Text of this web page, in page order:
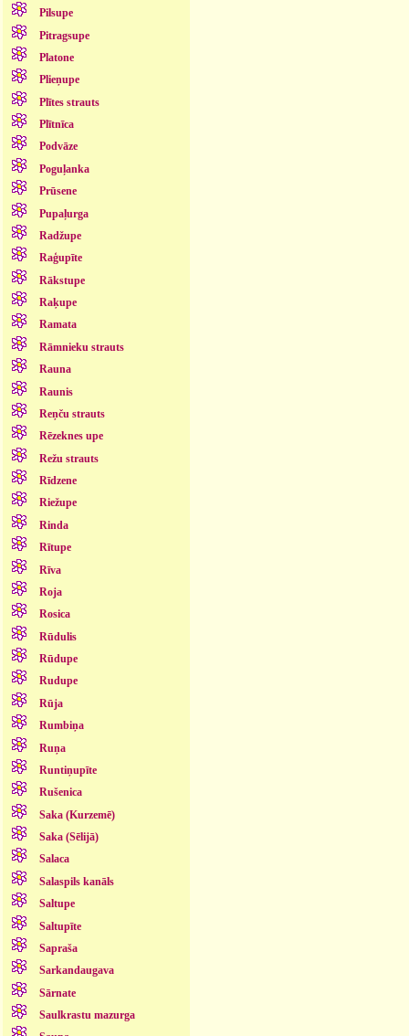
Pilsupe
Pitragsupe
Platone
Plieņupe
Plītes strauts
Plītnīca
Podvāze
Poguļanka
Prūsene
Pupaļurga
Radžupe
Raģupīte
Rākstupe
Raķupe
Ramata
Rāmnieku strauts
Rauna
Raunis
Reņču strauts
Rēzeknes upe
Režu strauts
Rīdzene
Riežupe
Rinda
Rītupe
Rīva
Roja
Rosica
Rūdulis
Rūdupe
Rudupe
Rūja
Rumbiņa
Ruņa
Runtiņupīte
Rušenica
Saka (Kurzemē)
Saka (Sēlijā)
Salaca
Salaspils kanāls
Saltupe
Saltupīte
Sapraša
Sarkandaugava
Sārnate
Saulkrastu mazurga